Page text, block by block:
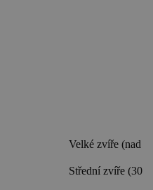
Velké zvíře (nad
Střední zvíře (30